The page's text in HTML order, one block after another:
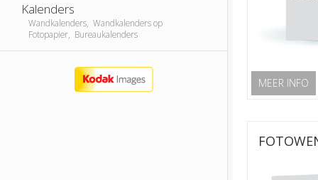
Kalenders
Wandkalenders, Wandkalenders op
Fotopapier, Bureaukalenders
MEER INFO